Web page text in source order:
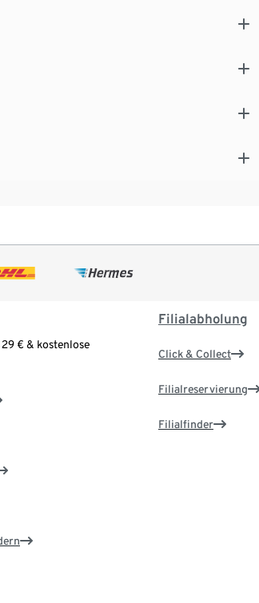
€ & kostenlose
Filialabholung
Click & Collect
Filialreservierung
Filialfinder